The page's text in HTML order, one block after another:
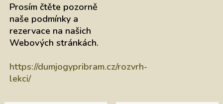
Prosím čtěte pozorně
naše podmínky a
rezervace na našich
Webových stránkách.
https://dumjogypribram.cz/rozvrh-
lekci/